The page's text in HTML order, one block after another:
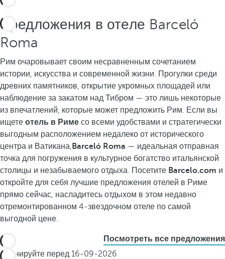
Предложения в отеле Barceló
Roma
Рим очаровывает своим несравненным сочетанием
истории, искусства и современной жизни. Прогулки среди
древних памятников, открытие укромных площадей или
наблюдение за закатом над Тибром — это лишь некоторые
из впечатлений, которые может предложить Рим. Если вы
ищете отель в Риме со всеми удобствами и стратегически
выгодным расположением недалеко от исторического
центра и Ватикана, Barceló Roma — идеальная отправная
точка для погружения в культурное богатство итальянской
столицы и незабываемого отдыха. Посетите Barcelo.com и
откройте для себя лучшие предложения отелей в Риме
прямо сейчас, насладитесь отдыхом в этом недавно
отремонтированном 4-звездочном отеле по самой
выгодной цене.
Посмотреть все предложения
Бронируйте перед 16-09-2026